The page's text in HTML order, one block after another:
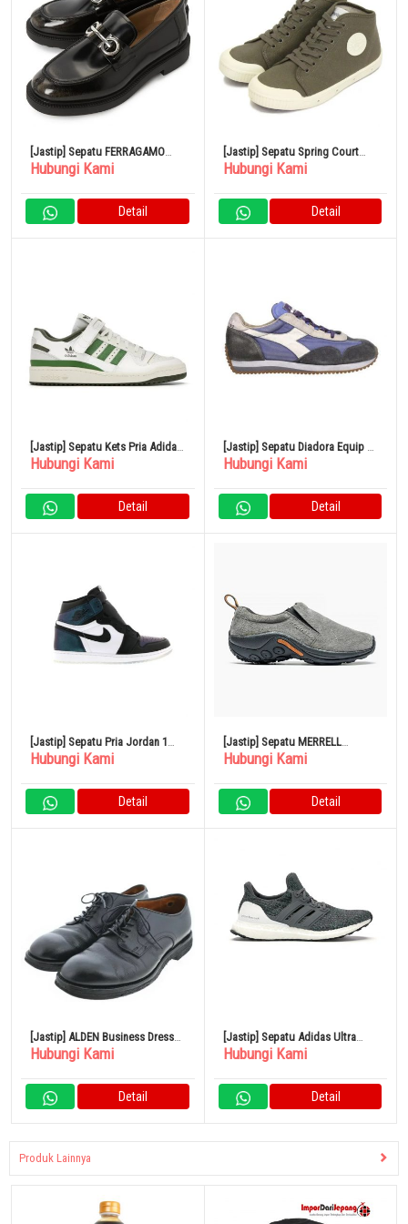
[Jastip] Sepatu FERRAGAMO
GALLES SPARROW 0758380
Hubungi Kami
Detail
[Jastip] Sepatu Spring Court
B2S-1HC B2-1040 Kanvas Berat
Hubungi Kami
Detail
[Jastip] Sepatu Kets Pria Adidas
Forum 84 Rendah 31cm Crew
Hubungi Kami
Detail
[Jastip] Sepatu Diadora Equip H
Dirty Stone Wash Evo Lace Up
Hubungi Kami
Detail
[Jastip] Sepatu Pria Jordan 1
Retro 28,5cm All-Star Chameleon
Hubungi Kami
Detail
[Jastip] Sepatu MERRELL
JUNGLE MOC Wanita 25cm
Hubungi Kami
Detail
[Jastip] ALDEN Business Dress
Shoes
Hubungi Kami
Detail
[Jastip] Sepatu Adidas Ultra
Boost Gray Ultra Boost 4.0
Hubungi Kami
Detail
Produk Lainnya